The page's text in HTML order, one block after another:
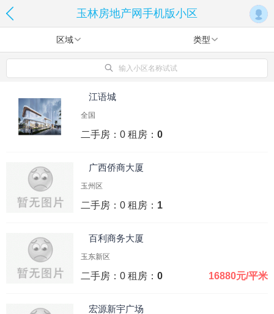
玉林房地产网手机版小区
区域 类型
输入小区名称试试
江语城
全国
二手房：0 租房： 0
广西侨商大厦
玉州区
二手房：0 租房： 1
百利商务大厦
玉东新区
二手房：0 租房： 0 16880元/平米
宏源新宇广场